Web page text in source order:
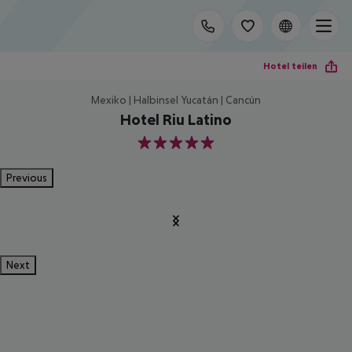
Hotel teilen
Mexiko | Halbinsel Yucatán | Cancún
Hotel Riu Latino
5
Previous
Next